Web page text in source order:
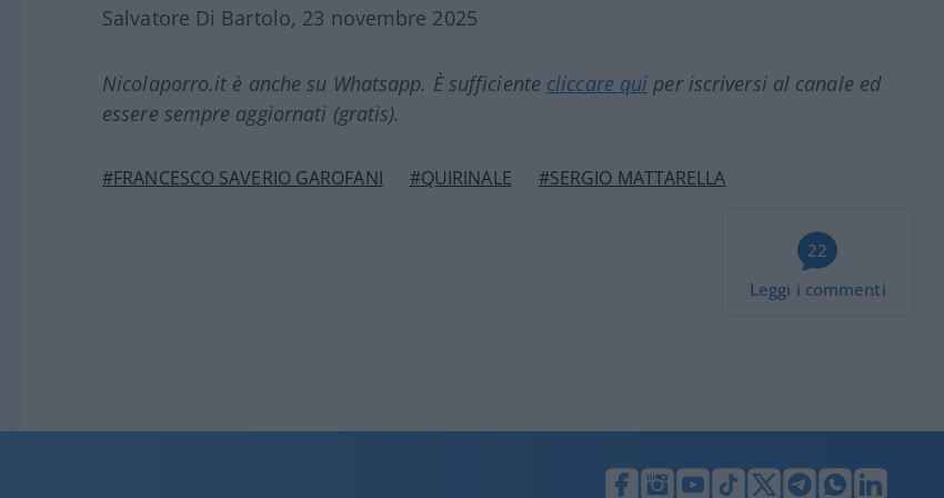
Salvatore Di Bartolo, 23 novembre 2025
Nicolaporro.it è anche su Whatsapp. È sufficiente cliccare qui per iscriversi al canale ed
essere sempre aggiornati (gratis).
#FRANCESCO SAVERIO GAROFANI #QUIRINALE #SERGIO MATTARELLA
22
Leggi i commenti